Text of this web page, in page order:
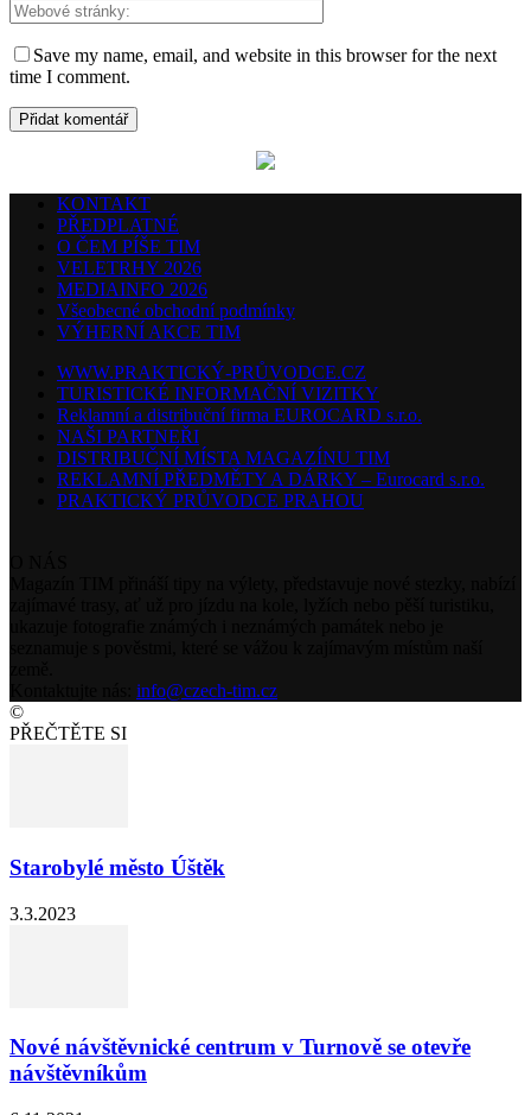
Save my name, email, and website in this browser for the next
time I comment.
KONTAKT
PŘEDPLATNÉ
O ČEM PÍŠE TIM
VELETRHY 2026
MEDIAINFO 2026
Všeobecné obchodní podmínky
VÝHERNÍ AKCE TIM
WWW.PRAKTICKÝ-PRŮVODCE.CZ
TURISTICKÉ INFORMAČNÍ VIZITKY
Reklamní a distribuční firma EUROCARD s.r.o.
NAŠI PARTNEŘI
DISTRIBUČNÍ MÍSTA MAGAZÍNU TIM
REKLAMNÍ PŘEDMĚTY A DÁRKY – Eurocard s.r.o.
PRAKTICKÝ PRŮVODCE PRAHOU
info@czech-tim.cz
©
PŘEČTĚTE SI
Starobylé město Úštěk
3.3.2023
Nové návštěvnické centrum v Turnově se otevře
návštěvníkům